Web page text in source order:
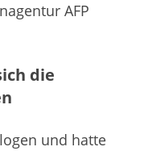
AFP
die
und hatte